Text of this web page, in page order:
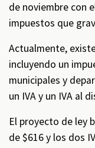
de noviembre con
impuestos que
Actualmente,
incluyendo un
municipales y
un IVA y un IVA al
El proyecto de ley
de $616 y los dos